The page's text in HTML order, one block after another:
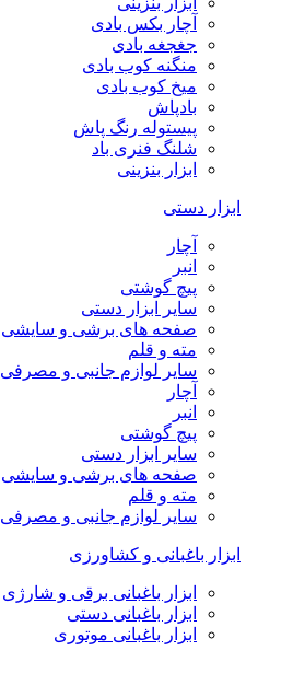
آچار بکس بادی
جغجغه بادی
منگنه کوب بادی
میخ کوب بادی
بادپاش
پیستوله رنگ پاش
شلنگ فنری باد
ابزار بنزینی
ابزار دستی
آچار
انبر
پیچ گوشتی
سایر ابزار دستی
صفحه های برشی و سایشی
مته و قلم
سایر لوازم جانبی و مصرفی
آچار
انبر
پیچ گوشتی
سایر ابزار دستی
صفحه های برشی و سایشی
مته و قلم
سایر لوازم جانبی و مصرفی
ابزار باغبانی و کشاورزی
ابزار باغبانی برقی و شارژی
ابزار باغبانی دستی
ابزار باغبانی موتوری